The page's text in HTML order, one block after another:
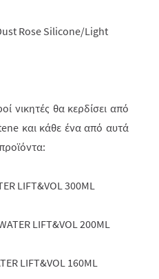
Rose Silicone/Light
νικητές θα κερδίσει από
και κάθε ένα από αυτά
LIFT&VOL 300ML
LIFT&VOL 200ML
LIFT&VOL 160ML